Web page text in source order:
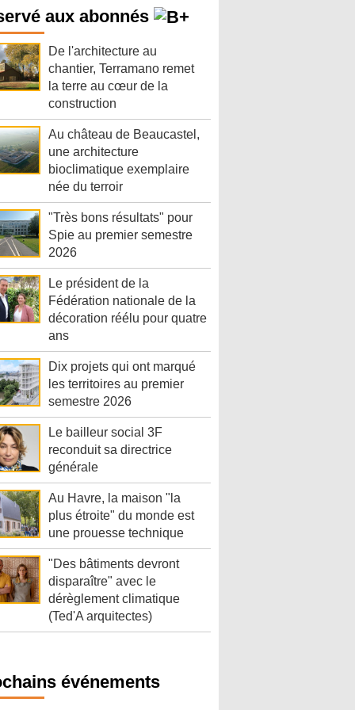
aux abonnés
De l'architecture au
chantier, Terramano remet
la terre au cœur de la
construction
Au château de Beaucastel,
une architecture
bioclimatique exemplaire
née du terroir
"Très bons résultats" pour
Spie au premier semestre
2026
Le président de la
Fédération nationale de la
décoration réélu pour quatre
ans
Dix projets qui ont marqué
les territoires au premier
semestre 2026
Le bailleur social 3F
reconduit sa directrice
générale
Au Havre, la maison "la
plus étroite" du monde est
une prouesse technique
"Des bâtiments devront
disparaître" avec le
dérèglement climatique
(Ted'A arquitectes)
événements